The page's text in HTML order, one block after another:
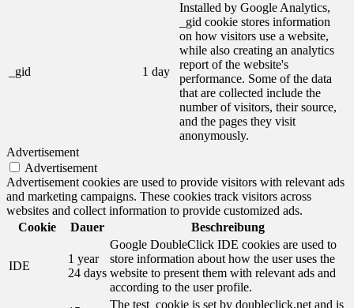
_gid 1 day
Installed by Google Analytics,
_gid cookie stores information
on how visitors use a website,
while also creating an analytics
report of the website's
performance. Some of the data
that are collected include the
number of visitors, their source,
and the pages they visit
anonymously.
Advertisement
Advertisement
Advertisement cookies are used to provide visitors with relevant ads
and marketing campaigns. These cookies track visitors across
websites and collect information to provide customized ads.
Cookie
Dauer Beschreibung
IDE
1 year
24 days
Google DoubleClick IDE cookies are used to
store information about how the user uses the
website to present them with relevant ads and
according to the user profile.
The test_cookie is set by doubleclick.net and is